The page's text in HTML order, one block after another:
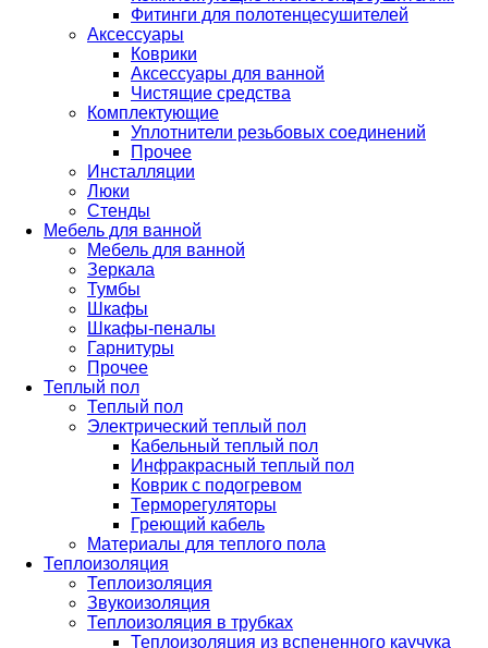
Фитинги для полотенцесушителей
Аксессуары
Коврики
Аксессуары для ванной
Чистящие средства
Комплектующие
Уплотнители резьбовых соединений
Прочее
Инсталляции
Люки
Стенды
Мебель для ванной
Мебель для ванной
Зеркала
Тумбы
Шкафы
Шкафы-пеналы
Гарнитуры
Прочее
Теплый пол
Теплый пол
Электрический теплый пол
Кабельный теплый пол
Инфракрасный теплый пол
Коврик с подогревом
Терморегуляторы
Греющий кабель
Материалы для теплого пола
Теплоизоляция
Теплоизоляция
Звукоизоляция
Теплоизоляция в трубках
Теплоизоляция из вспененного каучука